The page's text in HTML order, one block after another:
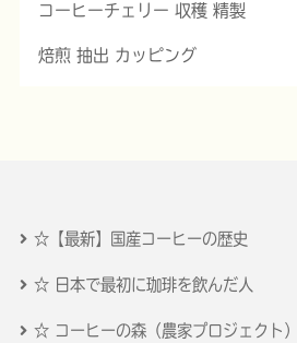
コーヒーチェリー 収穫 精製
焙煎 抽出 カッピング
☆【最新】国産コーヒーの歴史
☆ 日本で最初に珈琲を飲んだ人
☆ コーヒーの森（農家プロジェクト）